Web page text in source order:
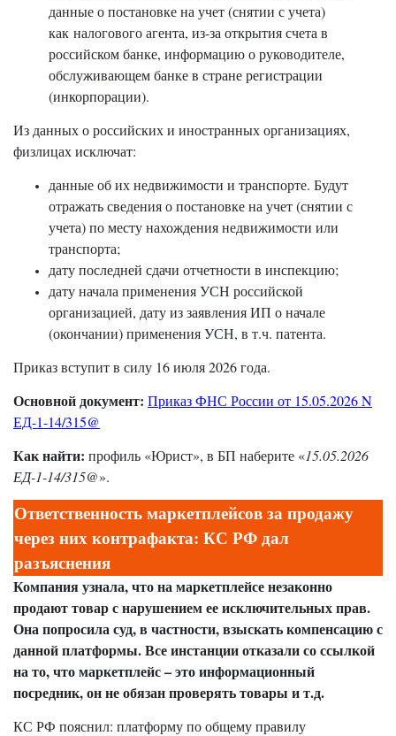
данные о постановке на учет (снятии с учета)
как налогового агента, из-за открытия счета в
российском банке, информацию о руководителе,
обслуживающем банке в стране регистрации
(инкорпорации).
Из данных о российских и иностранных организациях,
физлицах исключат:
данные об их недвижимости и транспорте. Будут
отражать сведения о постановке на учет (снятии с
учета) по месту нахождения недвижимости или
транспорта;
дату последней сдачи отчетности в инспекцию;
дату начала применения УСН российской
организацией, дату из заявления ИП о начале
(окончании) применения УСН, в т.ч. патента.
Приказ вступит в силу 16 июля 2026 года.
Основной документ: Приказ ФНС России от 15.05.2026 N
ЕД-1-14/315@
Как найти: профиль «Юрист», в БП наберите «15.05.2026
ЕД-1-14/315@».
Ответственность маркетплейсов за продажу
через них контрафакта: КС РФ дал
разъяснения
Компания узнала, что на маркетплейсе незаконно
продают товар с нарушением ее исключительных прав.
Она попросила суд, в частности, взыскать компенсацию с
данной платформы. Все инстанции отказали со ссылкой
на то, что маркетплейс – это информационный
посредник, он не обязан проверять товары и т.д.
КС РФ пояснил: платформу по общему правилу